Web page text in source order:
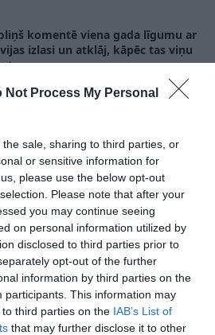
Not Process My Personal
sale, sharing to third parties, or
or sensitive information for
please use the below opt-out
Please note that after your
you may continue seeing
on personal information utilized by
disclosed to third parties prior to
opt-out of the further
information by third parties on the
participants. This information may
third parties on the IAB’s List of
that may further disclose it to other
komentē viena gada līgumu ar
izlasi un atklāj, kāpēc tas viņu
“motoru”
ir kļuvusi stabilāka.” Harijs
saņem LHF uzticību arī
sezonai